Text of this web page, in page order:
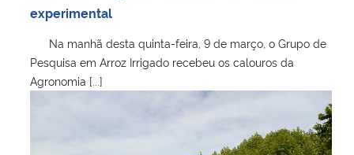
experimental
Na manhã desta quinta-feira, 9 de março, o Grupo de
Pesquisa em Arroz Irrigado recebeu os calouros da
Agronomia [...]